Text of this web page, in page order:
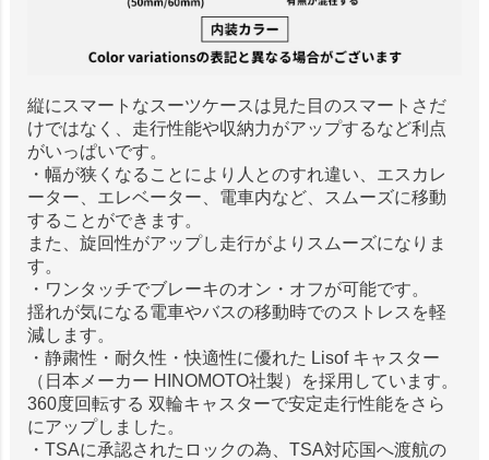
縦にスマートなスーツケースは見た目のスマートさだ
けではなく、走行性能や収納力がアップするなど利点
がいっぱいです。
・幅が狭くなることにより人とのすれ違い、エスカレ
ーター、エレベーター、電車内など、スムーズに移動
することができます。
また、旋回性がアップし走行がよりスムーズになりま
す。
・ワンタッチでブレーキのオン・オフが可能です。
揺れが気になる電車やバスの移動時でのストレスを軽
減します。
・静粛性・耐久性・快適性に優れた Lisof キャスター
（日本メーカー HINOMOTO社製）を採用しています。
360度回転する 双輪キャスターで安定走行性能をさら
にアップしました。
・TSAに承認されたロックの為、TSA対応国へ渡航の